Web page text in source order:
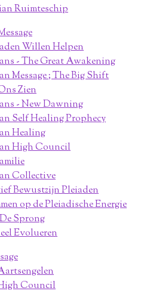
Ruimteschip
Willen Helpen
- The Great Awakening
Message ; The Big Shift
Zien
- New Dawning
Self Healing Prophecy
Healing
High Council
Collective
Bewustzijn Pleiaden
op de Pleiadische Energie
Sprong
Evolueren
Council